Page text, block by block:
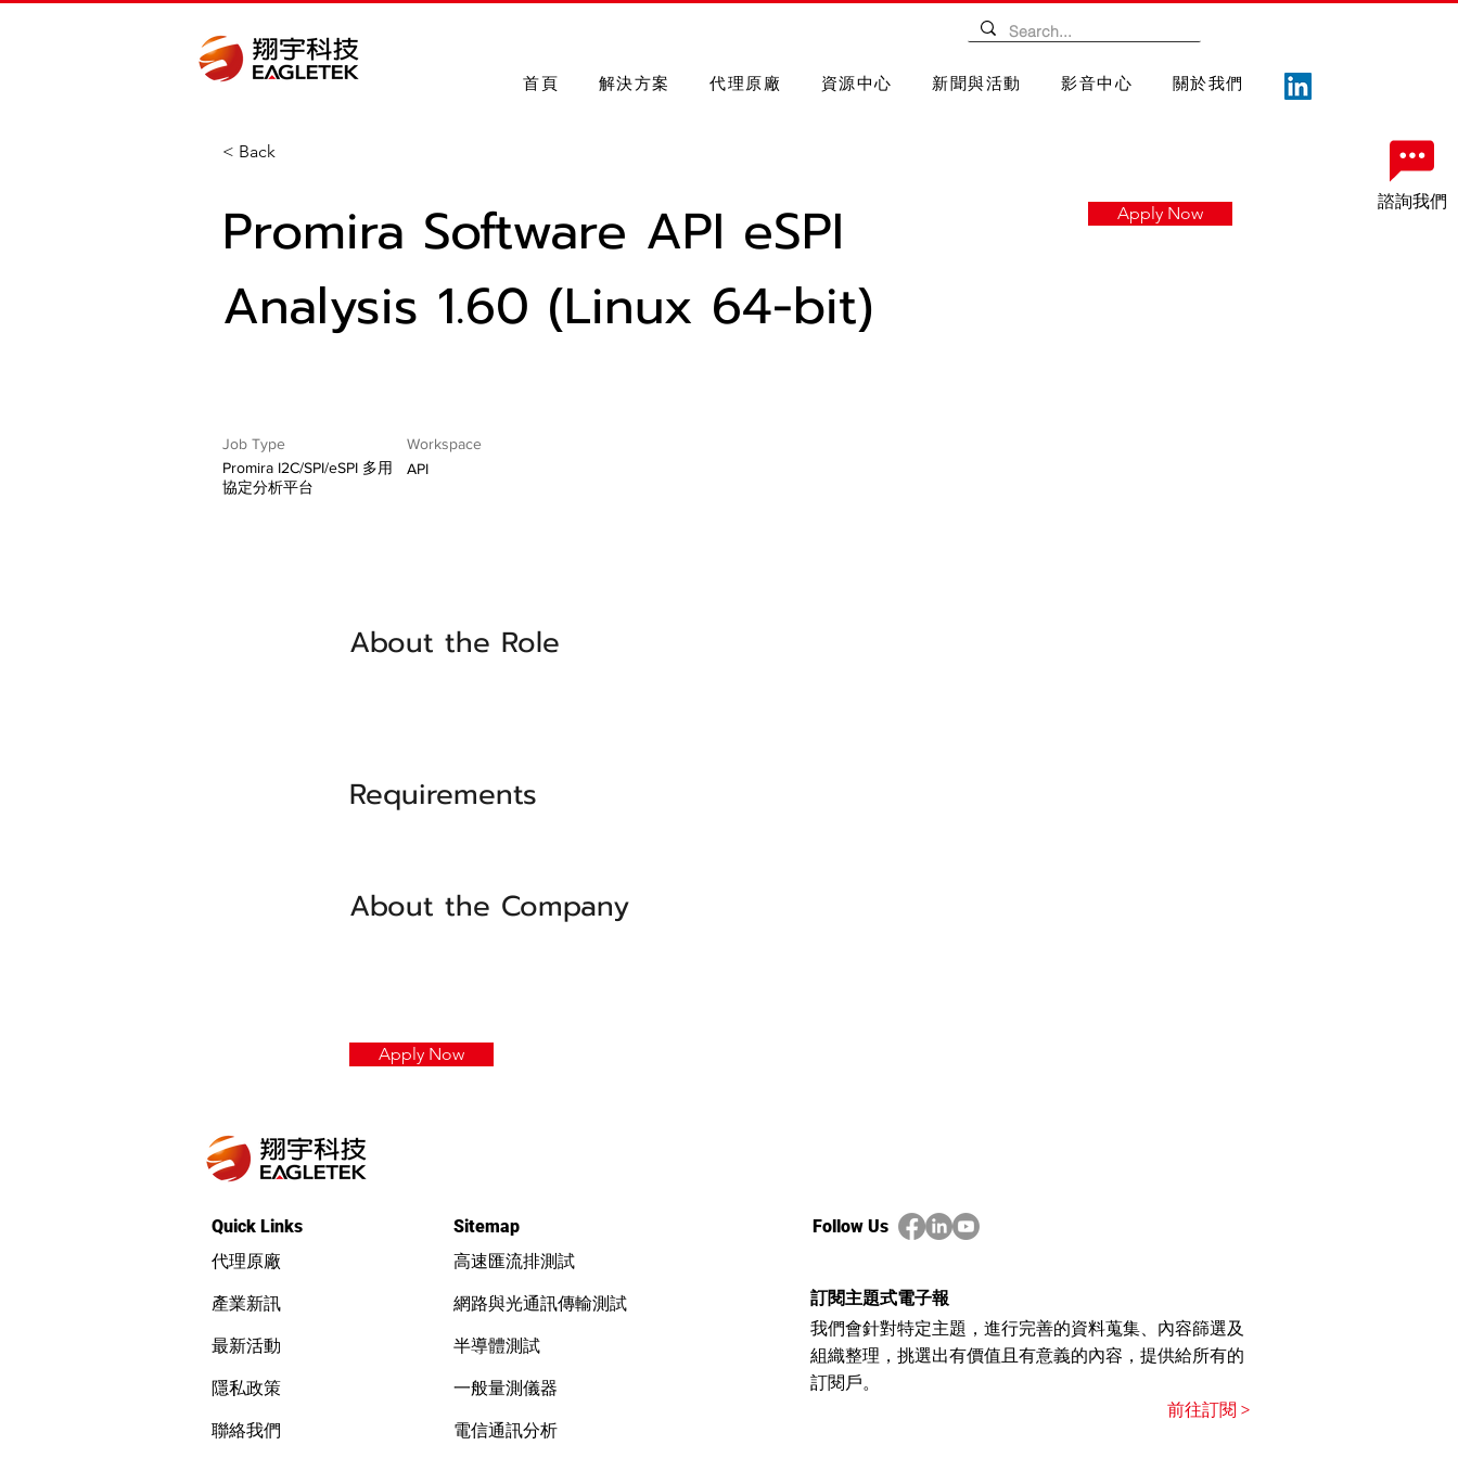
諮詢我們
首頁 解決方案 代理原廠 資源中心 新聞與活動 影音中心 關於我們
< Back
Promira Software API eSPI
Analysis 1.60 (Linux 64-bit)
Apply Now
Job Type
Promira I2C/SPI/eSPI 多用
協定分析平台
Workspace
API
About the Role
Requirements
About the Company
Apply Now
Quick Links
代理原廠
產業新訊
最新活動
隱私政策
聯絡我們
Sitemap
高速匯流排測試
網路與光通訊傳輸測試
半導體測試
一般量測儀器
電信通訊分析
Follow Us
訂閱主題式電子報
我們會針對特定主題，進行完善的資料蒐集、內容篩選及
組織整理，挑選出有價值且有意義的內容，提供給所有的
訂閱戶。
前往訂閱 >